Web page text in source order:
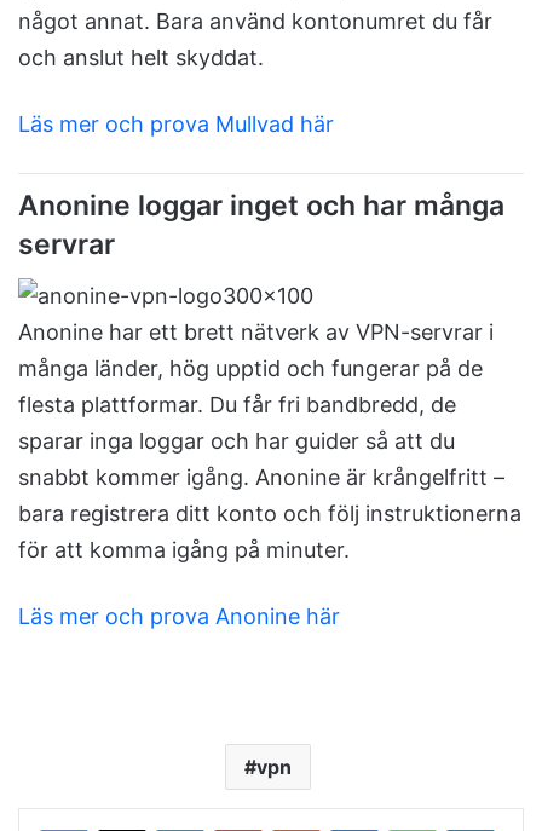
något annat. Bara använd kontonumret du får
och anslut helt skyddat.
Läs mer och prova Mullvad här
Anonine loggar inget och har många
servrar
Anonine har ett brett nätverk av VPN-servrar i
många länder, hög upptid och fungerar på de
flesta plattformar. Du får fri bandbredd, de
sparar inga loggar och har guider så att du
snabbt kommer igång. Anonine är krångelfritt –
bara registrera ditt konto och följ instruktionerna
för att komma igång på minuter.
Läs mer och prova Anonine här
vpn